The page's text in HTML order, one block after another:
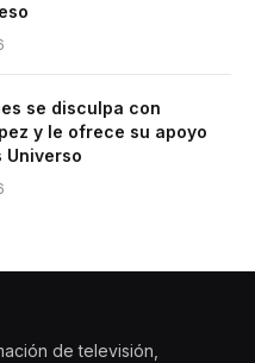
se disculpa con
y le ofrece su apoyo
Universo
de televisión,